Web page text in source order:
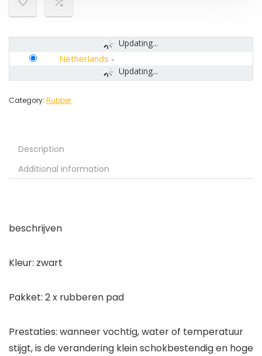
Updating...
Updating...
Netherlands -
Category: Rubber
Description
Additional information
beschrijven
Kleur: zwart
Pakket: 2 x rubberen pad
Prestaties: wanneer vochtig, water of temperatuur
stijgt, is de verandering klein schokbestendig en hoge